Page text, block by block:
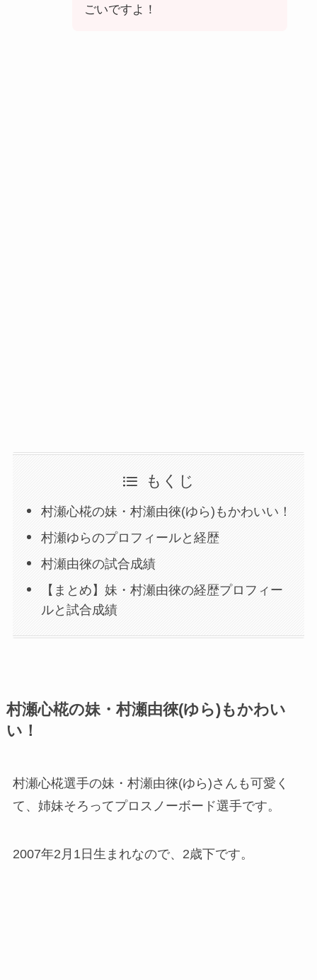
ごいですよ！
もくじ
村瀬心椛の妹・村瀬由徠(ゆら)もかわいい！
村瀬ゆらのプロフィールと経歴
村瀬由徠の試合成績
【まとめ】妹・村瀬由徠の経歴プロフィー
ルと試合成績
村瀬心椛の妹・村瀬由徠(ゆら)もかわい
い！
村瀬心椛選手の妹・村瀬由徠(ゆら)さんも可愛く
て、姉妹そろってプロスノーボード選手です。
2007年2月1日生まれなので、2歳下です。